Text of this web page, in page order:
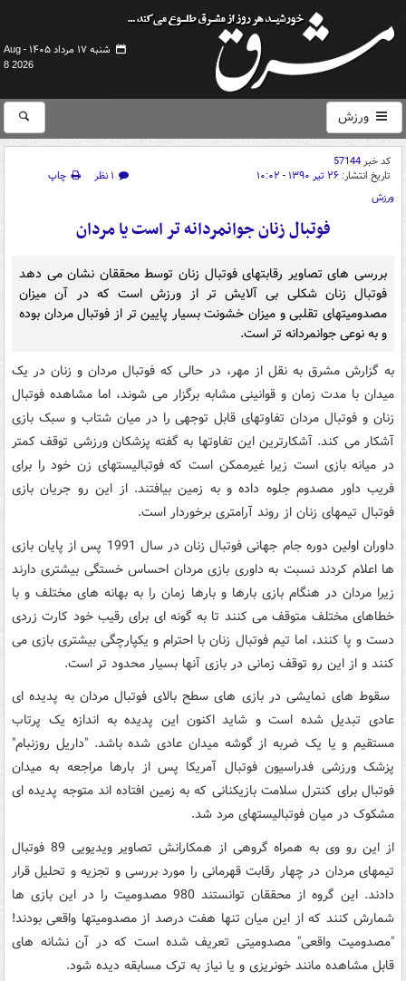
شنبه ۱۷ مرداد ۱۴۰۵ -
Aug
8 2026
ورزش
کد خبر57144
تاریخ انتشار: ۲۶ تیر ۱۳۹۰ - ۱۰:۰۲ ۱ نظر
چاپ
ورزش
فوتبال زنان جوانمردانه تر است یا مردان
بررسی های تصاویر رقابتهای فوتبال زنان توسط محققان نشان می دهد
فوتبال زنان شکلی بی آلایش تر از ورزش است که در آن میزان
مصدومیتهای تقلبی و میزان خشونت بسیار پایین تر از فوتبال مردان بوده
و به نوعی جوانمردانه تر است.
به گزارش مشرق به نقل از مهر، در حالی که فوتبال مردان و زنان در یک
میدان با مدت زمان و قوانینی مشابه برگزار می شوند، اما مشاهده فوتبال
زنان و فوتبال مردان تفاوتهای قابل توجهی را در میان شتاب و سبک بازی
آشکار می کند. آشکارترین این تفاوتها به گفته پزشکان ورزشی توقف کمتر
در میانه بازی است زیرا غیرممکن است که فوتبالیستهای زن خود را برای
فریب داور مصدوم جلوه داده و به زمین بیافتند. از این رو جریان بازی
فوتبال تیمهای زنان از روند آرامتری برخوردار است.
داوران اولین دوره جام جهانی فوتبال زنان در سال 1991 پس از پایان بازی
ها اعلام کردند نسبت به داوری بازی مردان احساس خستگی بیشتری دارند
زیرا مردان در هنگام بازی بارها و بارها زمان را به بهانه های مختلف و با
خطاهای مختلف متوقف می کنند تا به گونه ای برای رقیب خود کارت زردی
دست و پا کنند، اما تیم فوتبال زنان با احترام و یکپارچگی بیشتری بازی می
کنند و از این رو توقف زمانی در بازی آنها بسیار محدود تر است.
سقوط های نمایشی در بازی های سطح بالای فوتبال مردان به پدیده ای
عادی تبدیل شده است و شاید اکنون این پدیده به اندازه یک پرتاب
مستقیم و یا یک ضربه از گوشه میدان عادی شده باشد. "داریل روزنبام"
پزشک ورزشی فدراسیون فوتبال آمریکا پس از بارها مراجعه به میدان
فوتبال برای کنترل سلامت بازیکنانی که به زمین افتاده اند متوجه پدیده ای
مشکوک در میان فوتبالیستهای مرد شد.
از این رو وی به همراه گروهی از همکارانش تصاویر ویدیویی 89 فوتبال
تیمهای مردان در چهار رقابت قهرمانی را مورد بررسی و تجزیه و تحلیل قرار
دادند. این گروه از محققان توانستند 980 مصدومیت را در این بازی ها
شمارش کنند که از این میان تنها هفت درصد از مصدومیتها واقعی بودند!
"مصدومیت واقعی" مصدومیتی تعریف شده است که در آن نشانه های
قابل مشاهده مانند خونریزی و یا نیاز به ترک مسابقه دیده شود.